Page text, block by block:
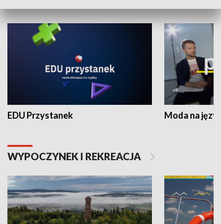
EDU Przystanek Moda na
WYPOCZYNEK I REKREACJA